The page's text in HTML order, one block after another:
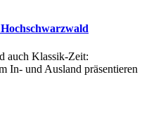
auch Klassik-Zeit:
In- und Ausland präsentieren